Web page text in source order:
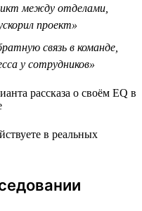
между отделами,
проект»
связь в команде,
у сотрудников»
в реальных